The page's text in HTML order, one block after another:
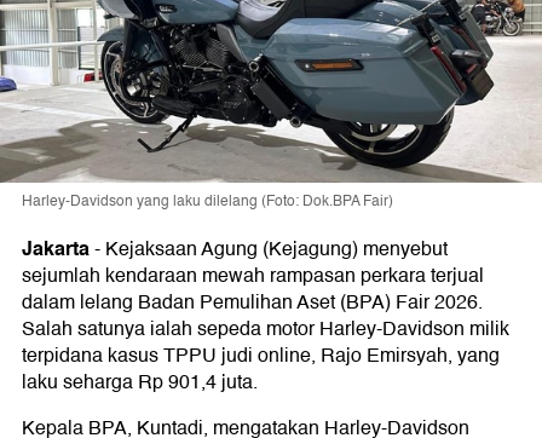
Harley-Davidson yang laku dilelang (Foto: Dok.BPA Fair)
Jakarta-Kejaksaan Agung (Kejagung) menyebut
sejumlah kendaraan mewah rampasan perkara terjual
dalam lelang Badan Pemulihan Aset (BPA) Fair 2026.
Salah satunya ialah sepeda motor Harley-Davidson milik
terpidana kasus TPPU judi online, Rajo Emirsyah, yang
laku seharga Rp 901,4 juta.
Kepala BPA, Kuntadi, mengatakan Harley-Davidson